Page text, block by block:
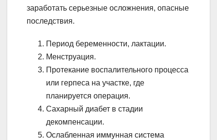
заработать серьезные осложнения, опасные
последствия.
Период беременности, лактации.
Менструация.
Протекание воспалительного процесса
или герпеса на участке, где
планируется операция.
Сахарный диабет в стадии
декомпенсации.
Ослабленная иммунная система